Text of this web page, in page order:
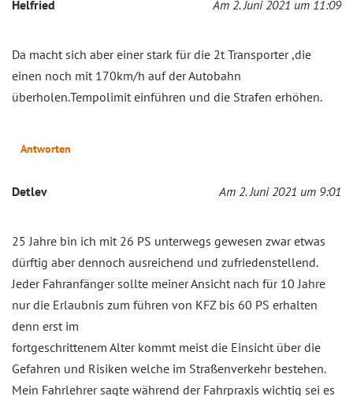
Helfried Am 2. Juni 2021 um 11:09
Da macht sich aber einer stark für die 2t Transporter ,die
einen noch mit 170km/h auf der Autobahn
überholen.Tempolimit einführen und die Strafen erhöhen.
Antworten
Detlev Am 2. Juni 2021 um 9:01
25 Jahre bin ich mit 26 PS unterwegs gewesen zwar etwas
dürftig aber dennoch ausreichend und zufriedenstellend.
Jeder Fahranfänger sollte meiner Ansicht nach für 10 Jahre
nur die Erlaubnis zum führen von KFZ bis 60 PS erhalten
denn erst im
fortgeschrittenem Alter kommt meist die Einsicht über die
Gefahren und Risiken welche im Straßenverkehr bestehen.
Mein Fahrlehrer sagte während der Fahrpraxis wichtig sei es